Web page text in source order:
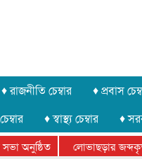
♦ রাজনীতি চেম্বার ♦ প্রবাস
♦ স্বাস্থ্য চেম্বার ♦
অনুষ্ঠিত
লোভাছড়ার জব্দকৃত